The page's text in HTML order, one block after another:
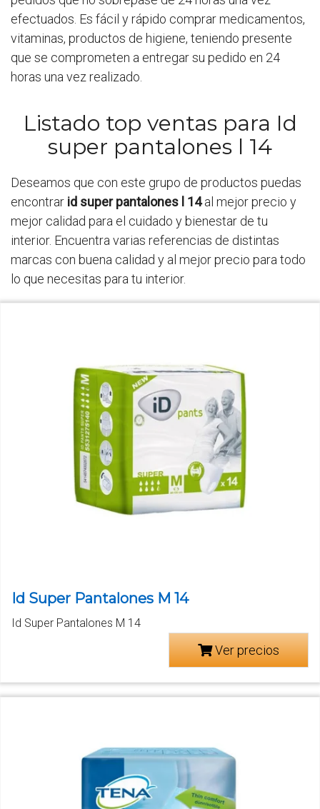
efectuados. Es fácil y rápido comprar medicamentos,
vitaminas, productos de higiene, teniendo presente
que se comprometen a entregar su pedido en 24
horas una vez realizado.
Listado top ventas para Id
super pantalones l 14
Deseamos que con este grupo de productos puedas
encontrar id super pantalones l 14al mejor precio y
mejor calidad para el cuidado y bienestar de tu
interior. Encuentra varias referencias de distintas
marcas con buena calidad y al mejor precio para todo
lo que necesitas para tu interior.
Id Super Pantalones M 14
Id Super Pantalones M 14
Ver precios